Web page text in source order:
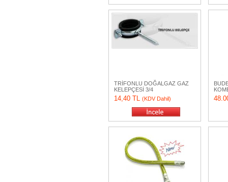
TRİFONLU DOĞALGAZ GAZ
KELEPÇESİ 3/4
14,40 TL (KDV Dahil)